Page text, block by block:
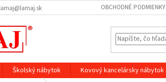
lamaj@lamaj.sk OBCHODNÉ PODMIENKY
Školský nábytok Kovový kancelársky nábytok